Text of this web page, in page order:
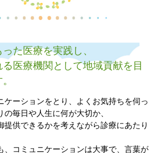
た医療を実践し、
医療機関として地域貢献を目
ケーションをとり、よくお気持ちを伺っ
毎日や人生に何が大切か、
提供できるかを考えながら診療にあたり
、コミュニケーションは大事で、言葉が